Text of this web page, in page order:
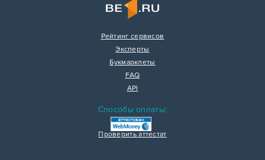
Рейтинг сервисов
Эксперты
Букмарклеты
FAQ
API
Способы оплаты:
Проверить аттестат